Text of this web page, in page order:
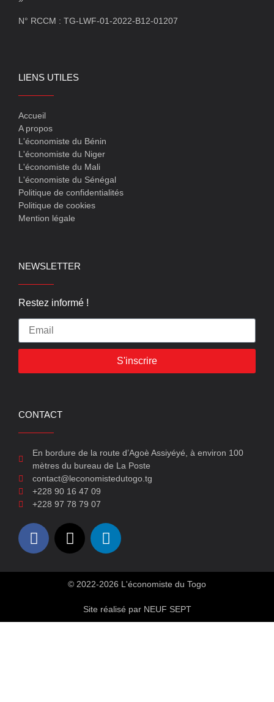
N° RCCM : TG-LWF-01-2022-B12-01207
LIENS UTILES
Accueil
A propos
L'économiste du Bénin
L'économiste du Niger
L'économiste du Mali
L'économiste du Sénégal
Politique de confidentialités
Politique de cookies
Mention légale
NEWSLETTER
Restez informé !
S'inscrire
CONTACT
En bordure de la route d’Agoè Assiyéyé, à environ 100
mètres du bureau de La Poste
contact@leconomistedutogo.tg
+228 90 16 47 09
+228 97 78 79 07
© 2022-2026 L'économiste du Togo
Site réalisé par NEUF SEPT